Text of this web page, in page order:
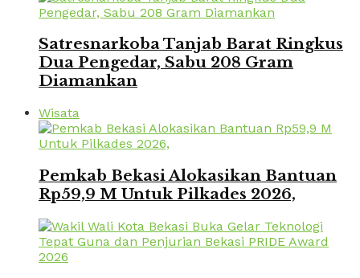
Satresnarkoba Tanjab Barat Ringkus
Dua Pengedar, Sabu 208 Gram
Diamankan
Wisata
Pemkab Bekasi Alokasikan Bantuan
Rp59,9 M Untuk Pilkades 2026,